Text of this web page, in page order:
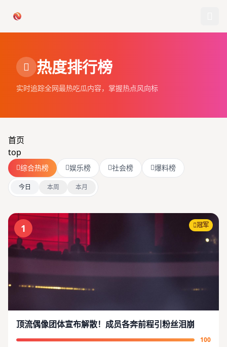
首页
排行榜
社区
热度排行榜
实时追踪全网最热吃瓜内容，掌握热点风向标
首页
top
综合热榜 娱乐榜 社会榜 爆料榜
今日 本周 本月
1 冠军
顶流偶像团体宣布解散！成员各奔前程引粉丝泪崩
100